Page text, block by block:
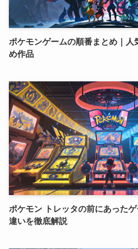
ポケモンゲームの順番まとめ｜人
め作品
ポケモン トレッタの前にあった
違いを徹底解説